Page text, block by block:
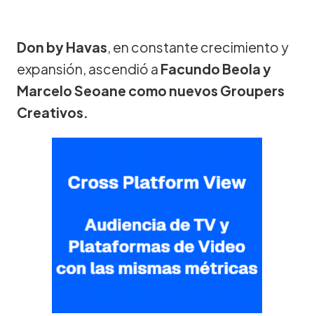
Don by Havas, en constante crecimiento y
expansión, ascendió a Facundo Beola y
Marcelo Seoane como nuevos Groupers
Creativos.